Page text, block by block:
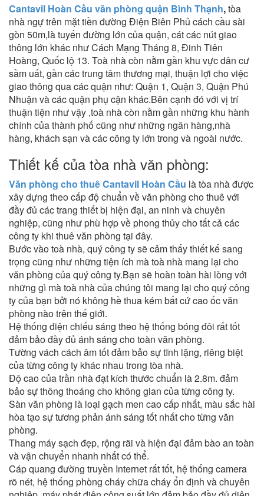
Cantavil Hoàn Cầu văn phòng quận Bình Thạnh,tòa
nhà ngự trên mặt tiền đường Điện Biên Phủ cách cầu sài
gòn 50m,là tuyến đường lớn của quận, cát các nút giao
thông lớn khác như Cách Mạng Tháng 8, Đinh Tiên
Hoàng, Quốc lộ 13. Toà nhà còn nằm gần khu vực dân cư
sầm uất, gần các trung tâm thương mại, thuận lợi cho việc
giao thông qua các quận như: Quận 1, Quận 3, Quận Phú
Nhuận và các quận phụ cận khác.Bên cạnh đó với vị trí
thuận tiện như vậy ,toà nhà còn nằm gần những khu hành
chính của thành phố cũng như những ngân hàng,nhà
hàng, khách sạn và các công ty lớn trong và ngoài nước.
Thiết kế của tòa nhà văn phòng:
Văn phòng cho thuêCantavil Hoàn Cầu là tòa nhà được
xây dựng theo cấp độ chuẩn về văn phòng cho thuê với
đầy đủ các trang thiết bị hiện đại, an ninh và chuyên
nghiệp, cũng như phù hợp về phong thủy cho tất cả các
công ty khi thuê văn phòng tại đây.
Bước vào toà nhà, quý công ty sẽ cảm thấy thiết kế sang
trọng cũng như những tiện ích mà toà nhà mang lại cho
văn phòng của quý công ty.Bạn sẽ hoàn toàn hài lòng với
những gì mà toà nhà của chúng tôi mang lại cho quý công
ty của bạn bởi nó không hề thua kém bất cứ cao ốc văn
phòng nào trên thế giới.
Hệ thống điện chiếu sáng theo hệ thống bóng đôi rất tốt
đảm bảo đầy đủ ánh sáng cho toàn văn phòng.
Tường vách cách âm tốt đảm bảo sự tĩnh lặng, riêng biệt
của từng công ty khác nhau trong tòa nhà.
Độ cao của trần nhà đạt kích thước chuẩn là 2.8m. đảm
bảo sự thông thoáng cho không gian của từng công ty.
Sàn văn phòng là loại gạch men cao cấp nhất, màu sắc hài
hòa tạo sự tương phản ánh sáng tốt nhất cho từng văn
phòng.
Thang máy sạch đẹp, rộng rãi và hiện đại đảm bào an toàn
và vận chuyển nhanh nhất có thể.
Cáp quang đường truyền Internet rất tốt, hệ thống camera
rõ nét, hệ thống phòng cháy chữa cháy ổn định và chuyên